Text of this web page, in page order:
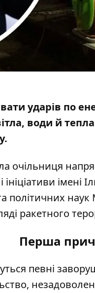
ударів по
води й
очільниця
імені
наук
ракетного
Перша
певні